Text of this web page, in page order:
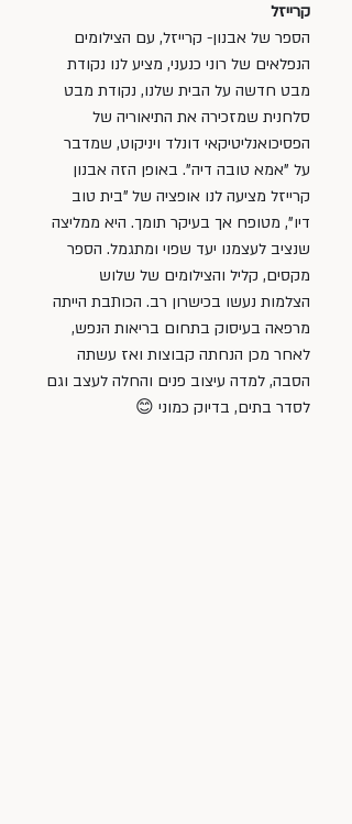
קרייזל
הספר של אבנון- קרייזל, עם הצילומים
הנפלאים של רוני כנעני, מציע לנו נקודת
מבט חדשה על הבית שלנו, נקודת מבט
סלחנית שמזכירה את התיאוריה של
הפסיכואנליטיקאי דונלד ויניקוט, שמדבר
על "אמא טובה דיה". באופן הזה אבנון
קרייזל מציעה לנו אופציה של "בית טוב
דיו", מטופח אך בעיקר תומך. היא ממליצה
שנציב לעצמנו יעד שפוי ומתגמל. הספר
מקסים, קליל והצילומים של שלוש
הצלמות נעשו בכישרון רב. הכותבת הייתה
מרפאה בעיסוק בתחום בריאות הנפש,
לאחר מכן הנחתה קבוצות ואז עשתה
הסבה, למדה עיצוב פנים והחלה לעצב וגם
לסדר בתים, בדיוק כמוני 😊